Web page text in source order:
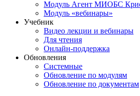
Модуль Агент МИОБС
Модуль «вебинары»
Учебник
Видео лекции и вебинары
Для чтения
Онлайн-поддержка
Обновления
Системные
Обновление по модулям
Обновление по документам